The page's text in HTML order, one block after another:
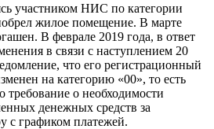
участником НИС по категории
жилое помещение. В марте
В феврале 2019 года, в ответ
в связи с наступлением 20
что его регистрационный
на категорию «00», то есть
требование о необходимости
денежных средств за
с графиком платежей.